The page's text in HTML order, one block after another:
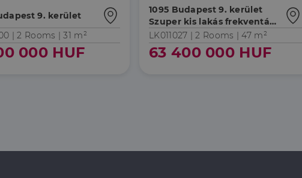
9. kerület
|2 Rooms | 31 m²
000 HUF
1095 Budapest 9. kerület
Szuper kis lakás frekventált
helyen
LK011027 |2 Rooms | 47 m²
63 400 000 HUF